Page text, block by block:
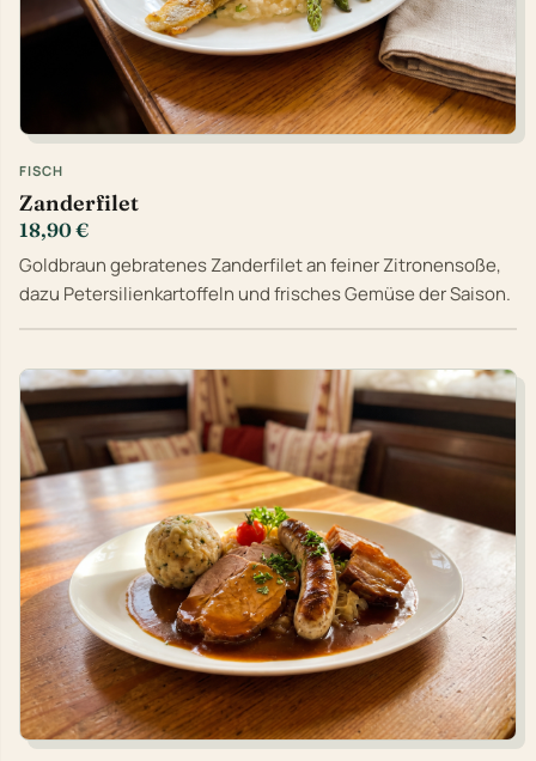
FISCH
Zanderfilet
18,90 €
Goldbraun gebratenes Zanderfilet an feiner Zitronensoße,
dazu Petersilienkartoffeln und frisches Gemüse der Saison.